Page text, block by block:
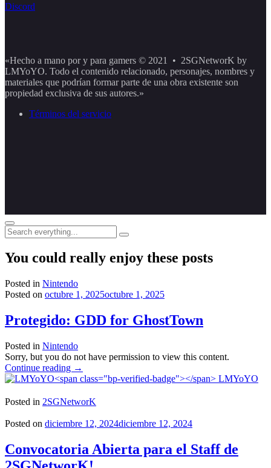
Discord
«Hecho a mano por y para gamers © 2021 • 2SGNetworK by
LMYoYO. Todo el contenido relacionado, personajes, nombres y
materiales que podrían formar parte de una obra existente son
propiedad exclusiva de sus autores.»
Términos del servicio
Search
everything...
You could really enjoy these posts
Posted in Nintendo
Posted on octubre 1, 2025octubre 1, 2025
Protegido: GDD for GhostTown
Posted in Nintendo
Sorry, but you do not have permission to view this content.
Continue reading "Protegido:
GDD
GhostTown"
→
LMYoYO
Posted in 2SGNetworK
Posted on diciembre 12, 2024diciembre 12, 2024
Convocatoria Abierta para el Staff de